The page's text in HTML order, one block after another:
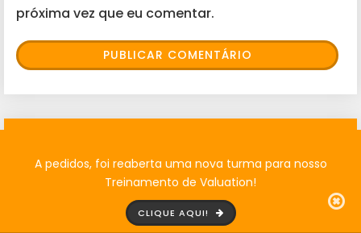
A pedidos, foi reaberta uma nova turma para nosso
Treinamento de Valuation!
CLIQUE AQUI!
próxima vez que eu comentar.
Falar diretamente com o Ricardo